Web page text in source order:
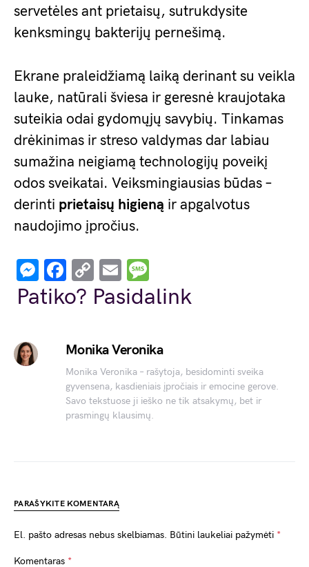
servetėles ant prietaisų, sutrukdysite
kenksmingų bakterijų pernešimą.
Ekrane praleidžiamą laiką derinant su veikla
lauke, natūrali šviesa ir geresnė kraujotaka
suteikia odai gydomųjų savybių. Tinkamas
drėkinimas ir streso valdymas dar labiau
sumažina neigiamą technologijų poveikį
odos sveikatai. Veiksmingiausias būdas –
derinti prietaisų higieną ir apgalvotus
naudojimo įpročius.
Messenger
Facebook
Copy
Link
Email
Patiko? Pasidalink
Monika Veronika
Monika Veronika – rašytoja, besidominti sveika
gyvensena, kasdieniais įpročiais ir emocine gerove.
Savo tekstuose ji ieško ne tik atsakymų, bet ir
prasmingų klausimų.
PARAŠYKITE KOMENTARĄ
El. pašto adresas nebus skelbiamas. Būtini laukeliai pažymėti *
Komentaras *